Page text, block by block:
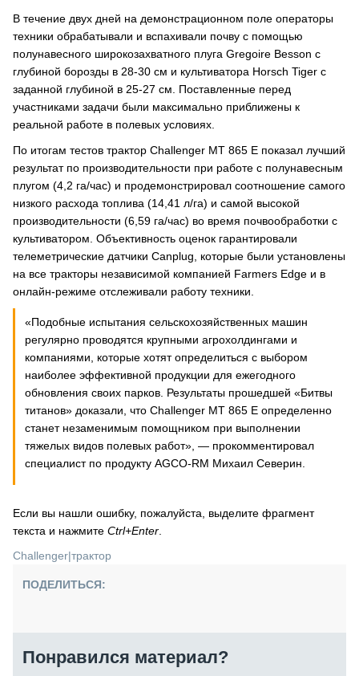
В течение двух дней на демонстрационном поле операторы
техники обрабатывали и вспахивали почву с помощью
полунавесного широкозахватного плуга Gregoire Besson с
глубиной борозды в 28-30 см и культиватора Horsch Tiger с
заданной глубиной в 25-27 см. Поставленные перед
участниками задачи были максимально приближены к
реальной работе в полевых условиях.
По итогам тестов трактор Challenger MT 865 E показал лучший
результат по производительности при работе с полунавесным
плугом (4,2 га/час) и продемонстрировал соотношение самого
низкого расхода топлива (14,41 л/га) и самой высокой
производительности (6,59 га/час) во время почвообработки с
культиватором. Объективность оценок гарантировали
телеметрические датчики Canplug, которые были установлены
на все тракторы независимой компанией Farmers Edge и в
онлайн-режиме отслеживали работу техники.
«Подобные испытания сельскохозяйственных машин
регулярно проводятся крупными агрохолдингами и
компаниями, которые хотят определиться с выбором
наиболее эффективной продукции для ежегодного
обновления своих парков. Результаты прошедшей «Битвы
титанов» доказали, что Challenger MT 865 E определенно
станет незаменимым помощником при выполнении
тяжелых видов полевых работ», — прокомментировал
специалист по продукту AGCO-RM Михаил Северин.
Если вы нашли ошибку, пожалуйста, выделите фрагмент
текста и нажмите Ctrl+Enter
Challenger|трактор
ПОДЕЛИТЬСЯ:
Понравился материал?